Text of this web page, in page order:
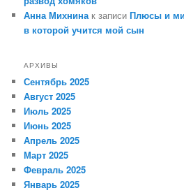
Анна Михнинак записиПлюсы и
в которой учится мой сын
АРХИВЫ
Сентябрь 2025
Август 2025
Июль 2025
Июнь 2025
Апрель 2025
Март 2025
Февраль 2025
Январь 2025